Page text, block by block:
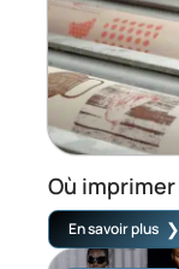
Où
En savoir plus